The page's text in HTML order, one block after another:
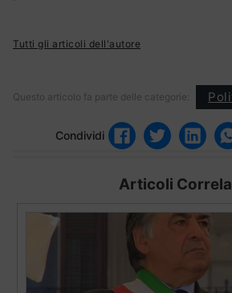
Tutti gli articoli dell'autore
Questo articolo fa parte delle categorie:
Condividi
Articoli